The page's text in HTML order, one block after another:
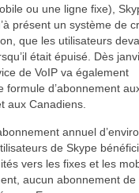
ou une ligne fixe),
présent un système de
que les utilisateurs
était épuisé. Dès
de VoIP va également
formule d’abonnement
aux Canadiens.
annuel
de Skype
vers les fixes et les
aucun abonnement de